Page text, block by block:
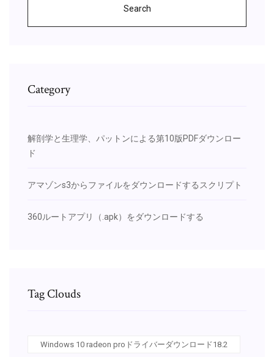
Search
Category
解剖学と生理学、パットンによる第10版PDFダウンロー
ド
アマゾンs3からファイルをダウンロードするスクリプト
360ルートアプリ（.apk）をダウンロードする
Tag Clouds
Windows 10 radeon proドライバーダウンロード18.2